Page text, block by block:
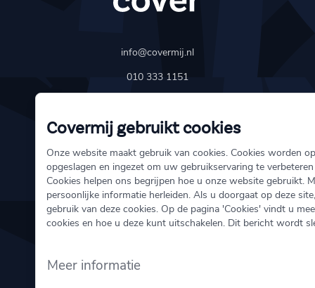
info@covermij.nl
010 333 1151
3011 BH Rotterdam
Over ons
Schade melden
Onze verzekeringen
Covermij gebruikt cookies
Onze website maakt gebruik van cookies. Cookies worden
opgeslagen en ingezet om uw gebruikservaring te
Cookies helpen ons begrijpen hoe u onze website gebruikt.
persoonlijke informatie herleiden. Als u doorgaat op deze
gebruik van deze cookies. Op de pagina 'Cookies' vindt u
cookies en hoe u deze kunt uitschakelen. Dit bericht wordt
Meer informatie